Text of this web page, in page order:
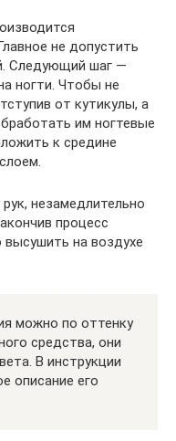
не допустить
Следующий шаг —
ногти. Чтобы не
от кутикулы, а
им ногтевые
к средине
незамедлительно
процесс
на воздухе
можно по оттенку
средства, они
В инструкции
описание его